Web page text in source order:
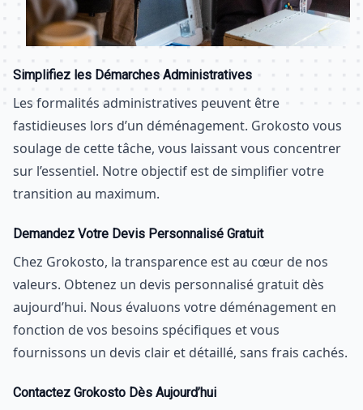
Simplifiez les Démarches Administratives
Les formalités administratives peuvent être
fastidieuses lors d’un déménagement. Grokosto vous
soulage de cette tâche, vous laissant vous concentrer
sur l’essentiel. Notre objectif est de simplifier votre
transition au maximum.
Demandez Votre Devis Personnalisé Gratuit
Chez Grokosto, la transparence est au cœur de nos
valeurs. Obtenez un devis personnalisé gratuit dès
aujourd’hui. Nous évaluons votre déménagement en
fonction de vos besoins spécifiques et vous
fournissons un devis clair et détaillé, sans frais cachés.
Contactez Grokosto Dès Aujourd’hui